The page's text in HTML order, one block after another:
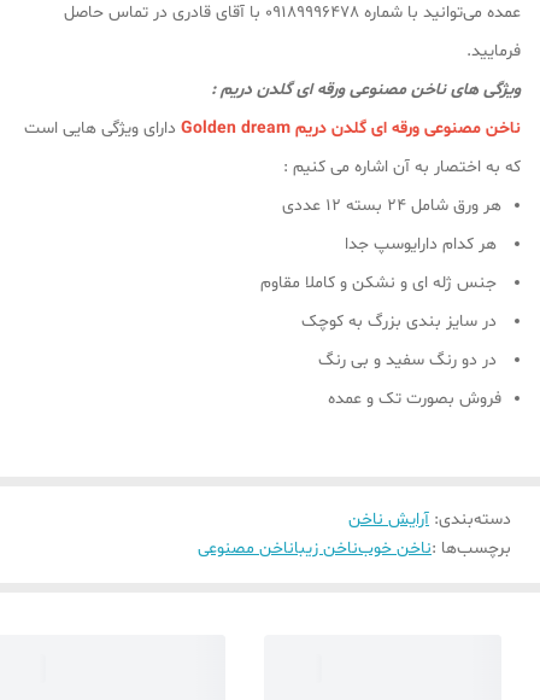
عمده می‌توانید با شماره 09189996478 با آقای قادری در تماس حاصل
فرمایید.
ویژگی های ناخن مصنوعی ورقه ای گلدن دریم :
ناخن مصنوعی ورقه ای گلدن دریم Golden dream
دارای ویژگی هایی است
که به اختصار به آن اشاره می کنیم :
هر ورق شامل 24 بسته 12 عددی
هر کدام دارایوسپ جدا
جنس ژله ای و نشکن و کاملا مقاوم
در سایز بندی بزرگ به کوچک
در دو رنگ سفید و بی رنگ
فروش بصورت تک و عمده
دسته‌بندی: آرایش ناخن
برچسب‌ها :ناخن خوبناخن زیباناخن مصنوعی